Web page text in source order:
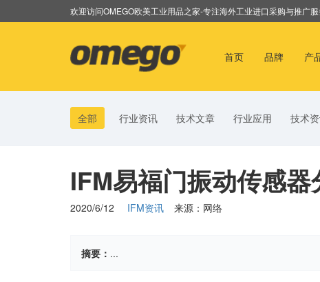
欢迎访问OMEGO欧美工业用品之家-专注海外工业进口采购与推广服
首页(current)
品牌 产
全部 行业资讯 技术文章 行业应用 技术
IFM易福门振动传感
2020/6/12 IFM资讯 来源：网络
摘要： ...